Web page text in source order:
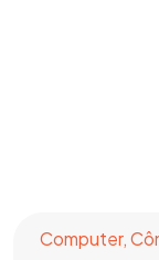
Computer,